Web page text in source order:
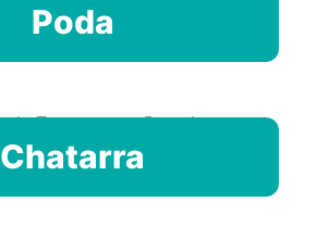
Poda
Chatarra